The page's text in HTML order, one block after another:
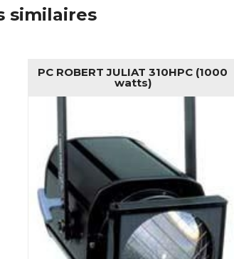
similaires
PC ROBERT JULIAT 310HPC (1000
watts)